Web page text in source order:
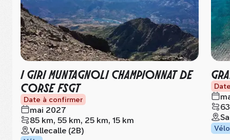
I GIRI MUNTAGNOLI CHAMPIONNAT DE
CORSE FSGT
Date à confirmer
mai 2027
85 km, 55 km, 25 km, 15 km
Vallecalle (2B)
Vélo